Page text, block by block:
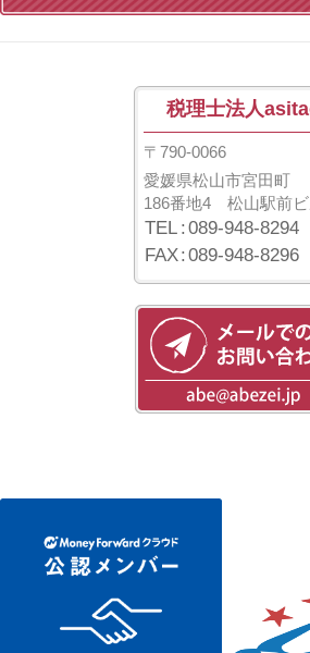
税理士法人
〒790-0066
愛媛県松山市宮田町
186番地4 松山駅前
TEL :089-948-8294
FAX:089-948-8296